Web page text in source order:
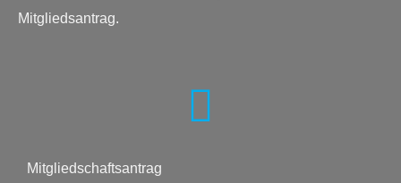
Mitgliedsantrag.
Mitgliedschaftsantrag